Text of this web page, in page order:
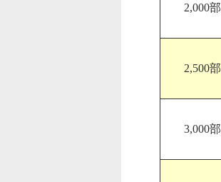
2,000部
2,500部
3,000部